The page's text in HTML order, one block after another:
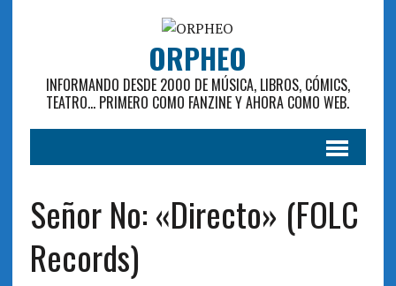
ORPHEO
INFORMANDO DESDE 2000 DE MÚSICA, LIBROS, CÓMICS,
TEATRO... PRIMERO COMO FANZINE Y AHORA COMO WEB.
Señor No: «Directo» (FOLC
Records)